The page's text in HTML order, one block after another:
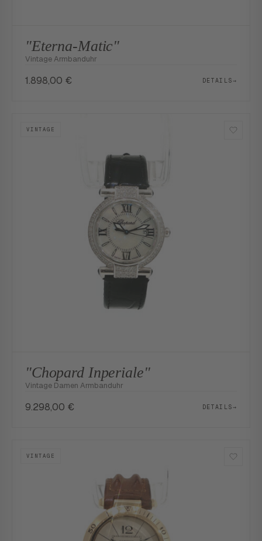
"Eterna-Matic"
Vintage Armbanduhr
1.898,00 € DETAILS→
VINTAGE
"Chopard Inperiale"
Vintage Damen Armbanduhr
9.298,00 € DETAILS→
VINTAGE